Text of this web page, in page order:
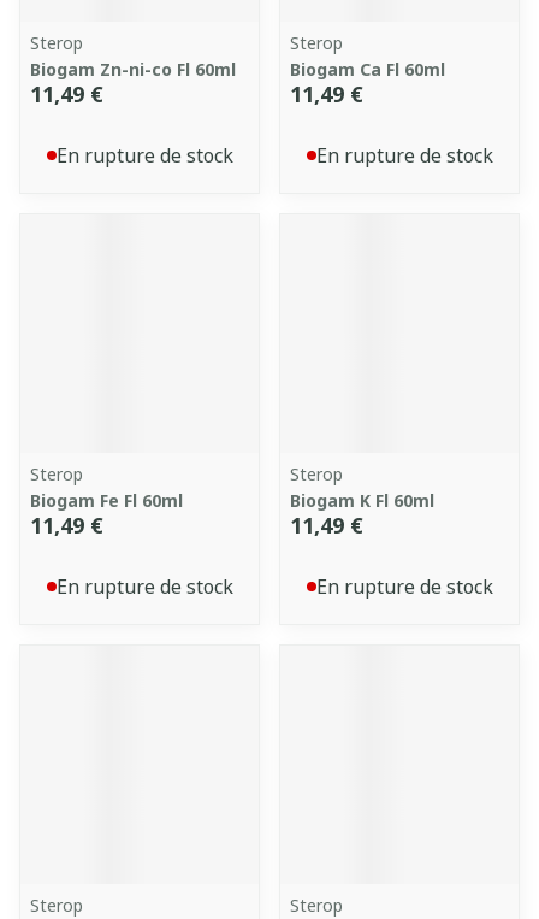
Sterop
Biogam Zn-ni-co Fl 60ml
11,49 €
En rupture de stock
Sterop
Biogam Ca Fl 60ml
11,49 €
En rupture de stock
Sterop
Biogam Fe Fl 60ml
11,49 €
En rupture de stock
Sterop
Biogam K Fl 60ml
11,49 €
En rupture de stock
Sterop
Sterop